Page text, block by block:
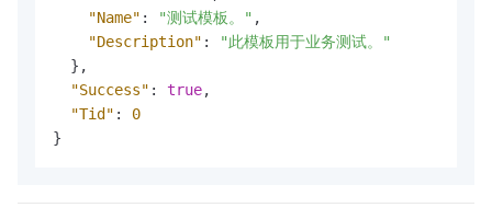
"Name" : "测试模板。" ,
"Description" :
"此模板用于业务测试。"
} ,
"Success" : true,
"Tid" :
0
}